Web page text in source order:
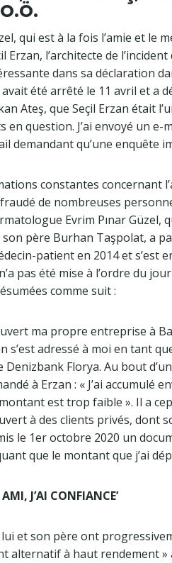
qui est à la fois l’amie et le
Erzan, l’architecte de
dans sa déclaration
avait été arrêté le 11 avril et a
Ateş, que Seçil Erzan était
en question. J’ai envoyé un
demandant qu’une enquête
constantes concernant
de nombreuses
Evrim Pınar Güzel,
son père Burhan Taşpolat, a
patient en 2014 et s’est
pas été mise à l’ordre du
comme suit :
ma propre entreprise à
s’est adressé à moi en tant
Denizbank Florya. Au bout
à Erzan : « J’ai accumulé
est trop faible ». Il a
à des clients privés, dont
le 1er octobre 2020 un
que le montant que j’ai
J’AI CONFIANCE’
et son père ont
alternatif à haut rendement